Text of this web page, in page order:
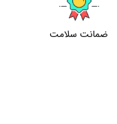
ضمانت سلامت